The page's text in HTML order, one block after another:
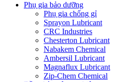
Phụ gia bảo dưỡng
Phụ gia chống gỉ
Sprayon Lubricant
CRC Industries
Chesterton Lubricant
Nabakem Chemical
Ambersil Lubricant
Magnaflux Lubricant
Zip-Chem Chemical